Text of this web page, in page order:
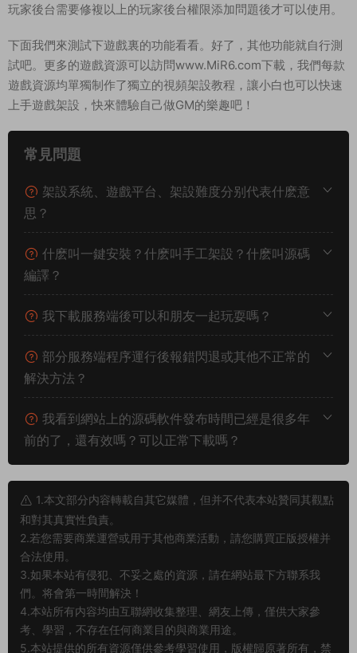
玩家後台需要修複以上的玩家後台權限添加問題後才可以使用。
下面我們來測試下遊戲裏的功能看看。好了，其他功能就自行測
試吧。更多的遊戲資源可以訪問www.MiR6.com下載，我們每款
遊戲資源均單獨制作了獨立的視頻架設教程，讓小白也可以快速
上手遊戲架設，快來體驗自己做GM的樂趣吧！
常見問題
架設系統、遊戲平台、架設難度分别代表什麽意
思？
什麽叫一鍵安裝？什麽叫手工架設？什麽叫源碼
編譯？
我下載服務端後可以和朋友一起玩耍嗎？
部分服務端程序運行後報錯閃退或其他不正常的
解決方法？
我看到網站上的源碼軟件發布時間已經是很多年
前的了，還有效嗎？可以正常下載嗎？
1.本文部分内容轉載自其它媒體，但并不代表本站贊同其觀點
和對其真實性負責。
2.若您需要商業運營或用于其他商業活動，請您購買正版授權并
合法使用。
3.如果本站有侵犯、不妥之處的資源，請在網站最下方聯系我
們。将會第一時間解決！
4.本站所有内容均由互聯網收集整理、網友上傳，僅供大家參
考、學習，不存在任何商業目的與商業用途。
5.本站提供的所有資源僅供參考學習使用，版權歸原著所有，禁